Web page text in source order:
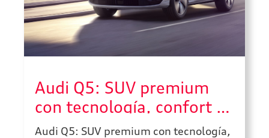
Audi Q5: SUV premium
con tecnología, confort y
versatilidad
Audi Q5: SUV premium con tecnología,